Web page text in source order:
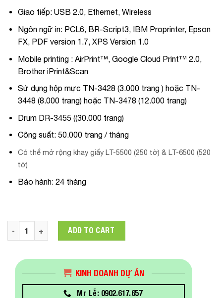
Giao tiếp: USB 2.0, Ethernet, Wireless
Ngôn ngữ in: PCL6, BR-Script3, IBM Proprinter, Epson
FX, PDF version 1.7, XPS Version 1.0
Mobile printing : AirPrint™, Google Cloud Print™ 2.0,
Brother iPrint&Scan
Sử dụng hộp mực TN-3428 (3.000 trang ) hoặc TN-
3448 (8.000 trang) hoặc TN-3478 (12.000 trang)
Drum DR-3455 ((30.000 trang)
Công suất: 50.000 trang / tháng
Có thể mở rộng khay giấy LT-5500 (250 tờ) & LT-6500 (520
tờ)
Bảo hành: 24 tháng
Máy in laser trắng đen BROTHER HL-L6200DW quantity
ADD TO CART
KINH DOANH DỰ ÁN
Mr Lễ: 0902.617.657